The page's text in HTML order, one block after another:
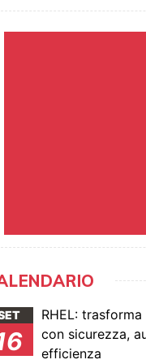
RHEL:
con sicurezza,
efficienza